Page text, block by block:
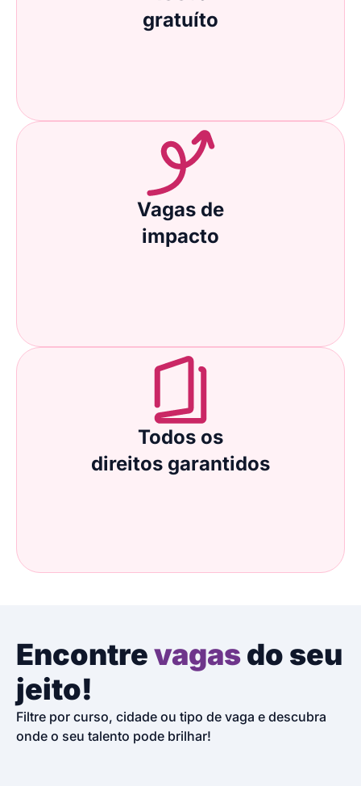
gratuíto
Vagas de
impacto
Todos os
direitos garantidos
Encontrevagasdo seu
jeito!
Filtre por curso, cidade ou tipo de vaga e descubra
onde o seu talento pode brilhar!